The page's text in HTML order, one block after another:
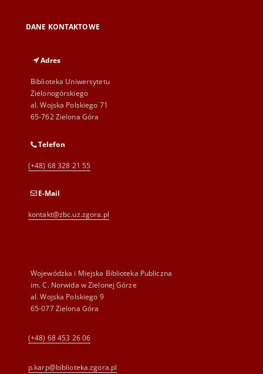
DANE KONTAKTOWE
Adres
Biblioteka Uniwersytetu
Zielonogórskiego
al. Wojska Polskiego 71
65-762 Zielona Góra
Telefon
(+48) 68 328 21 55
E-Mail
kontakt@zbc.uz.zgora.pl
Wojewódzka i Miejska Biblioteka Publiczna
im. C. Norwida w Zielonej Górze
al. Wojska Polskiego 9
65-077 Zielona Góra
(+48) 68 453 26 06
p.karp@biblioteka.zgora.pl